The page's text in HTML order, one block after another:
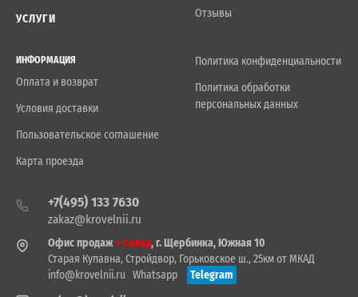
УСЛУГИ
Отзывы
ИНФОРМАЦИЯ
Оплата и возврат
Условия доставки
Пользовательское соглашение
Карта проезда
Политика конфиденциальности
Политика обработки
персональных данных
+7(495) 133 7630
zakaz@krovelnii.ru
Офис продаж+ Склад, г. Щербинка, Южная 10
Старая Купавна, Стройдвор, Горьковское ш., 25км от МКАД
info@krovelnii.ru Whatsapp
Telegram